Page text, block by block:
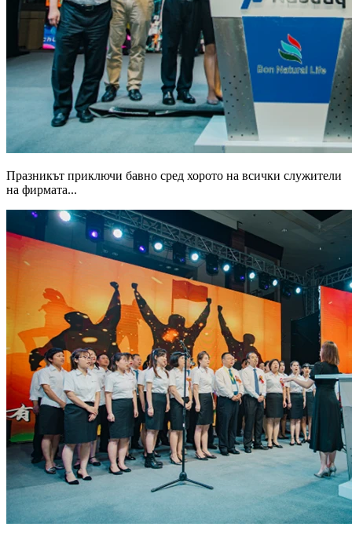
Празникът приключи бавно сред хорото на всички служители
на фирмата...